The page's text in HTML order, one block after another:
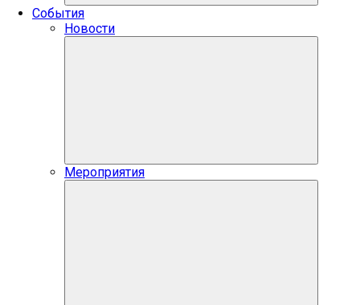
События
Новости
Мероприятия